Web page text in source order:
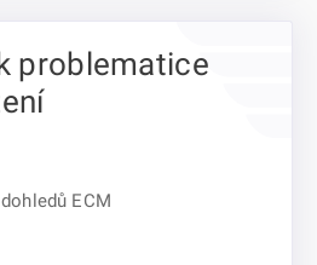
problematice
ECM